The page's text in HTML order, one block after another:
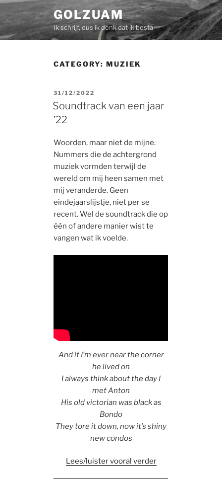
Skip
to
content
GOLZUAM
Ik schrijf, dus ik denk dat ik besta
CATEGORY:MUZIEK
POSTED
ON
31/12/2022
Soundtrack van een jaar
’22
Woorden, maar niet de mijne.
Nummers die de achtergrond
muziek vormden terwijl de
wereld om mij heen samen met
mij veranderde. Geen
eindejaarslijstje, niet per se
recent. Wel de soundtrack die op
één of andere manier wist te
vangen wat ik voelde.
And if I’m ever near the corner
he lived on
I always think about the day I
met Anton
His old victorian was black as
Bondo
They tore it down, now it’s shiny
new condos
Lees/luister vooral verder